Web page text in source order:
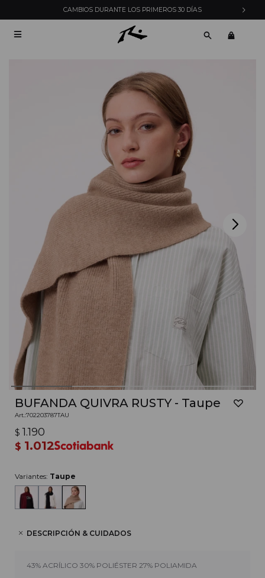
CAMBIOS DURANTE LOS PRIMEROS 30 DÍAS

BUFANDA QUIVRA RUSTY - Taupe
702203787TAU
$ 1.190
$ 1.012
Variantes: Taupe
DESCRIPCIÓN & CUIDADOS
43% ACRÍLICO 30% POLIÉSTER 27% POLIAMIDA